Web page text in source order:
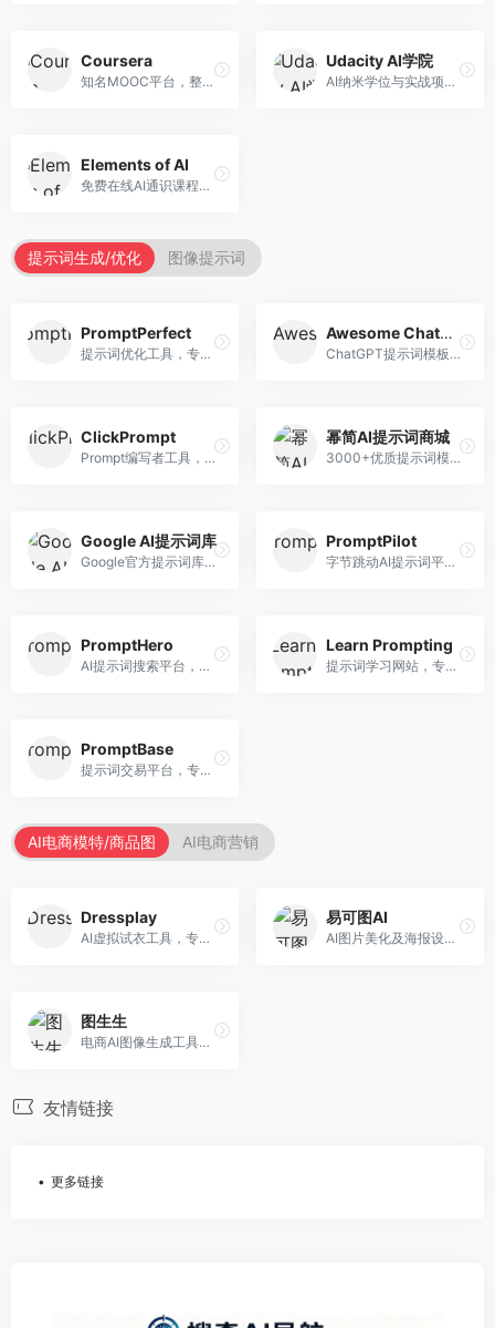
Coursera
知名MOOC平台，整合全球顶尖大学课程资源。面向学习者，提供AI、机器学习、深度学习等课程，证书认可度高，课程质量专业。
Udacity AI学院
AI纳米学位与实战项目平台，专注于职业导向学习。面向AI从业者，提供机器学习、深度学习、计算机视觉等纳米学位，项目实战性强。
Elements of AI
免费在线AI通识课程，专注于AI基础知识普及。面向普通大众，提供AI概念、原理、应用等入门知识，语言通俗易懂。
提示词生成/优化 图像提示词
PromptPerfect
提示词优化工具，专注于提示词质量提升。面向AI用户，提供提示词优化、效果测试、版本对比等服务，提示词优化专业。
Awesome ChatGPT Prompts
ChatGPT提示词模板库，专注于实用提示词收集。面向ChatGPT用户，提供提示词模板、使用场景、效果展示等资源，模板实用性强。
ClickPrompt
Prompt编写者工具，专注于提示词创作辅助。面向提示词创作者，提供提示词编辑、测试、分享等服务，创作工具完善。
幂简AI提示词商城
3000+优质提示词模板平台，专注于中文提示词。面向中文AI用户，提供提示词模板、分类检索、一键使用等服务，中文提示词丰富。
Google AI提示词库
Google官方提示词库，专注于Gemini模型优化。面向开发者，提供官方提示词指南、最佳实践、示例代码等资源，权威性强。
PromptPilot
字节跳动AI提示词平台，专注于提示词优化与管理。面向AI用户，提供提示词优化、效果测试、团队协作等服务，企业级功能完善。
PromptHero
AI提示词搜索平台，整合多种AI工具提示词资源。面向AI创作者，提供提示词搜索、模板库、社区分享等服务，提示词资源丰富。
Learn Prompting
提示词学习网站，专注于提示词工程教育。面向AI学习者，提供提示词教程、最佳实践、案例研究等资源，教学内容系统。
PromptBase
提示词交易平台，专注于高质量提示词买卖。面向AI创作者，提供提示词交易、模板购买、创作者收益等服务，提示词质量高。
AI电商模特/商品图 AI电商营销
Dressplay
AI虚拟试衣工具，专注于服装电商体验。面向服装电商，提供虚拟试穿、尺码推荐、穿搭建议等服务，试衣体验真实。
易可图AI
AI图片美化及海报设计平台，专注于电商视觉设计。面向电商卖家，提供图片美化、海报设计、营销素材等服务，设计效率高。
图生生
电商AI图像生成工具，专注于商品图创作。面向电商卖家，提供商品图生成、背景替换、批量处理等服务，商品图质量高。
友情链接
更多链接